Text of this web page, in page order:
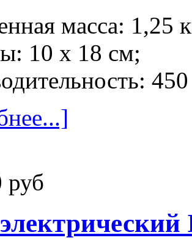
масса: 1,25
10 х 18 см;
руб